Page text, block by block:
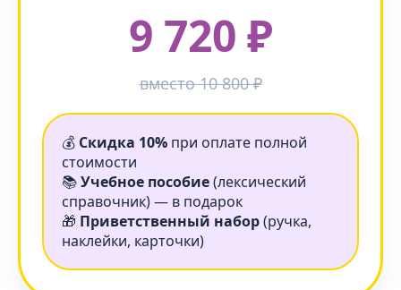
9 720 ₽
вместо 10 800 ₽
💰 Скидка 10% при оплате полной
стоимости
📚Учебное пособие(лексический
справочник) — в подарок
🎁 Приветственный набор(ручка,
наклейки, карточки)